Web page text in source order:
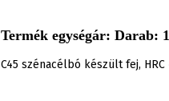
Termék egységár: Darab:
C45 szénacélbó készült fej,